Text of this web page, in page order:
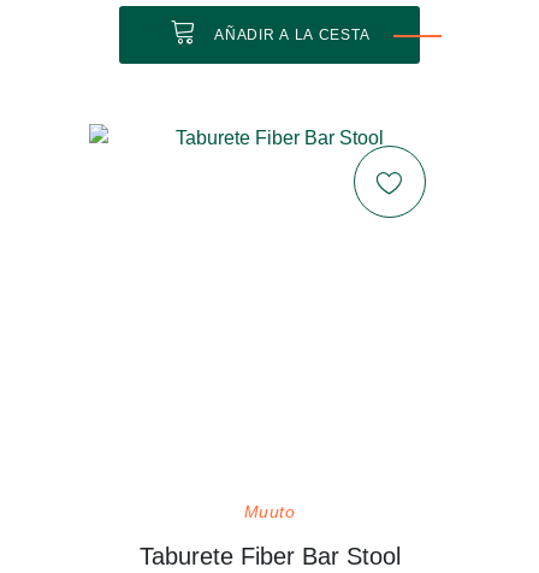
AÑADIR A LA CESTA
Muuto
Taburete Fiber Bar Stool